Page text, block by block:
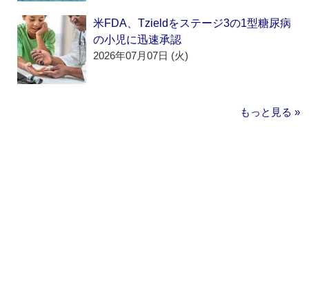
米FDA、Tzieldをステージ3の1型糖尿病
の小児に迅速承認
2026年07月07日 (火)
もっと見る »